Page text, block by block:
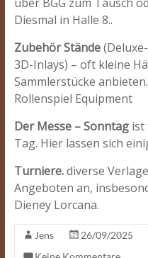
Diesmal in Halle 8..
Zubehör Stände
3D-Inlays) – oft kleine
Sammlerstücke
Rollenspiel Equipment
Der Messe – Sonntagist
Tag. Hier lassen sich
Turniere.diverse
Angeboten an,
Dieney Lorcana.
Jens 26/09/2025